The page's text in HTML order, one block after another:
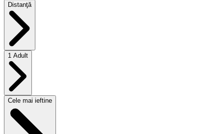
Distanţă
1 Adult
Cele mai ieftine